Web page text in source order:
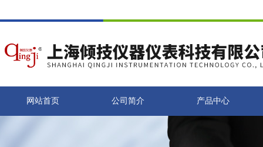
网站首页 公司简介 产品中心